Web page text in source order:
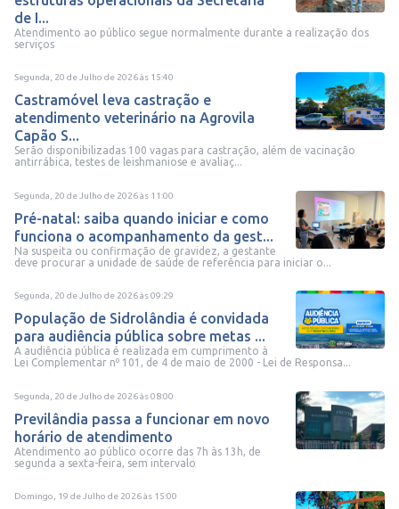
de I...
Atendimento ao público segue normalmente durante a realização dos
serviços
Segunda, 20 de Julho de 2026às 15:40
Castramóvel leva castração e
atendimento veterinário na Agrovila
Capão S...
Serão disponibilizadas 100 vagas para castração, além de vacinação
antirrábica, testes de leishmaniose e avaliaç...
Segunda, 20 de Julho de 2026às 11:00
Pré-natal: saiba quando iniciar e como
funciona o acompanhamento da gest...
Na suspeita ou confirmação de gravidez, a gestante
deve procurar a unidade de saúde de referência para iniciar o...
Segunda, 20 de Julho de 2026às09:29
População de Sidrolândia é convidada
para audiência pública sobre metas ...
A audiência pública é realizada em cumprimento à
Lei Complementar nº 101, de 4 de maio de 2000 - Lei de Responsa...
Segunda, 20 de Julho de 2026às08:00
Previlândia passa a funcionar em novo
horário de atendimento
Atendimento ao público ocorre das 7h às 13h, de
segunda a sexta-feira, sem intervalo
Domingo, 19 de Julho de 2026às 15:00